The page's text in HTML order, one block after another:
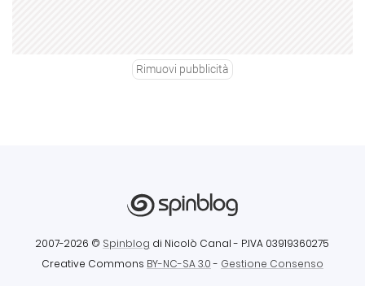
Rimuovi pubblicità
2007-2026 © Spinblog di Nicolò Canal - P.IVA 03919360275
Creative Commons BY-NC-SA 3.0- Gestione Consenso